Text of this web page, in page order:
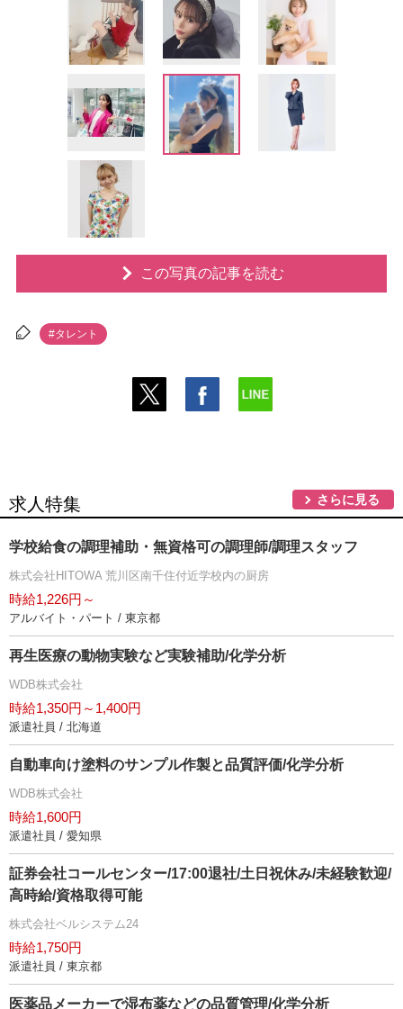
この写真の記事を読む
#タレント
求人特集 さらに見る
学校給食の調理補助・無資格可の調理師/調理スタッフ
株式会社HITOWA 荒川区南千住付近学校内の厨房
時給1,226円～
アルバイト・パート / 東京都
再生医療の動物実験など実験補助/化学分析
WDB株式会社
時給1,350円～1,400円
派遣社員 / 北海道
自動車向け塗料のサンプル作製と品質評価/化学分析
WDB株式会社
時給1,600円
派遣社員 / 愛知県
証券会社コールセンター/17:00退社/土日祝休み/未経験歓迎/
高時給/資格取得可能
株式会社ベルシステム24
時給1,750円
派遣社員 / 東京都
医薬品メーカーで湿布薬などの品質管理/化学分析